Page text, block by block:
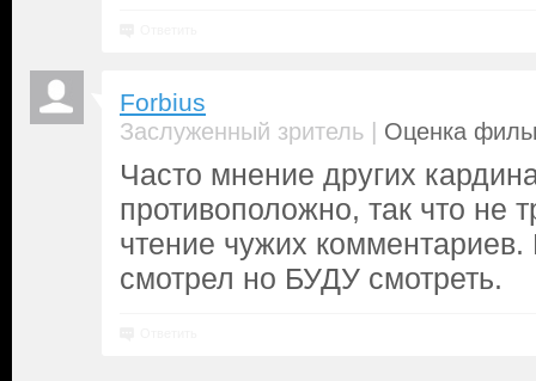
Forbius
Заслуженный зритель | Оценка
Часто мнение других
противоположно, так что не
чтение чужих
смотрел но БУДУ смотреть.